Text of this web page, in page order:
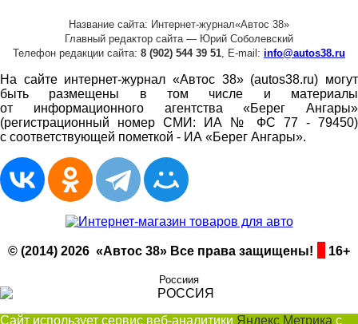
Название сайта: Интернет-журнал«Автос 38»
Главный редактор сайта — Юрий Соболевский
Телефон редакции сайта: 8 (902) 544 39 51 , E-mail: info@autos38.ru
На сайте интернет-журнал «Автос 38» (autos38.ru) могут
быть размещены в том числе и материалы
от информационного агентства «Берег Ангары»
(регистрационный номер СМИ: ИА № ФС 77 - 79450)
с соответствующей пометкой - ИА «Берег Ангары».
© (2014) 2026 «Автос 38» Все права защищены! 16+
Россиия
Сайт использует сервис веб-аналитики Яндекс Метрика с